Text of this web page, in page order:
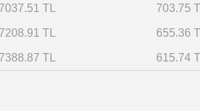
7037.51 TL 703.75
7208.91 TL 655.36
7388.87 TL 615.74